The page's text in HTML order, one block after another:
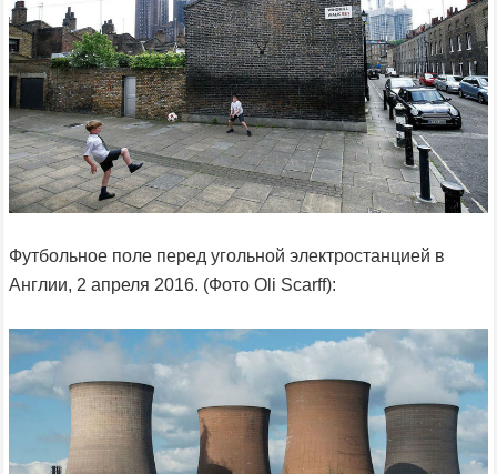
Футбольное поле перед угольной электростанцией в
Англии, 2 апреля 2016. (Фото Oli Scarff):